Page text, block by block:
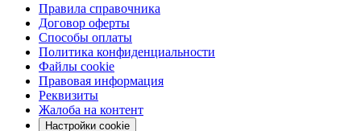
Правила справочника
Договор оферты
Способы оплаты
Политика конфиденциальности
Файлы cookie
Правовая информация
Реквизиты
Жалоба на контент
Настройки cookie